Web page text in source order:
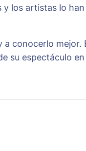
los artistas lo
conocerlo
su espectáculo en